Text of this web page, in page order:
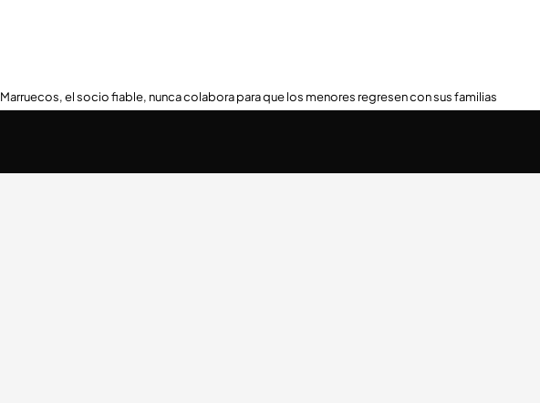
Marruecos, el socio fiable, nunca colabora para que los menores regresen con sus familias